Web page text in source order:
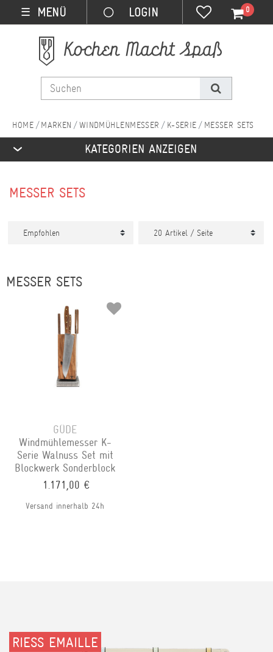
☰ MENÜ 0
MARKEN WINDMÜHLENMESSER K-SERIE MESSER SETS
KATEGORIEN ANZEIGEN
MESSER SETS
MESSER SETS
GÜDE
Windmühlemesser K-
Serie Walnuss Set mit
Blockwerk Sonderblock
1.171,00 €
Versand innerhalb 24h
RIESS EMAILLE